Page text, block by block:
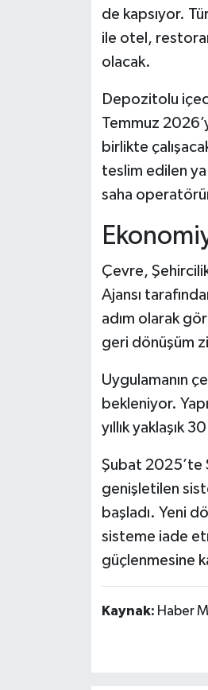
de kapsıyor.
ile otel,
olacak.
Depozitolu
Temmuz
birlikte
teslim edilen
saha
Çevre,
Ajansı
adım olarak
geri dönüşüm
Uygulamanın
bekleniyor.
yıllık yaklaşık
Şubat 2025’te
genişletilen
başladı. Yeni
sisteme iade
güçlenmesine
Kaynak: Haber